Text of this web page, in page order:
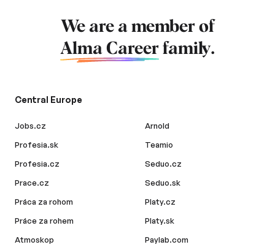
We are a member of
Alma Career family.
Central Europe
Jobs.cz
Profesia.sk
Profesia.cz
Prace.cz
Práca za rohom
Práce za rohem
Atmoskop
Arnold
Teamio
Seduo.cz
Seduo.sk
Platy.cz
Platy.sk
Paylab.com